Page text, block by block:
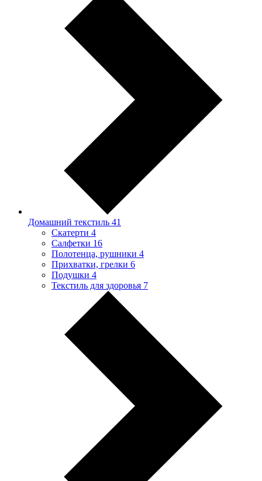
Домашний текстиль 41
Скатерти 4
Салфетки 16
Полотенца, рушники 4
Прихватки, грелки 6
Подушки 4
Текстиль для здоровья 7